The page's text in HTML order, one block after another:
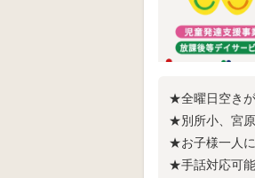
★全曜日空き
★別所小、宮
★お子様一人
★手話対応可